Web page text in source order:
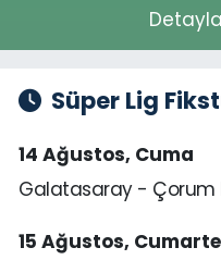
Süper Lig
14 Ağustos, Cuma
Galatasaray - Çorum
15 Ağustos,